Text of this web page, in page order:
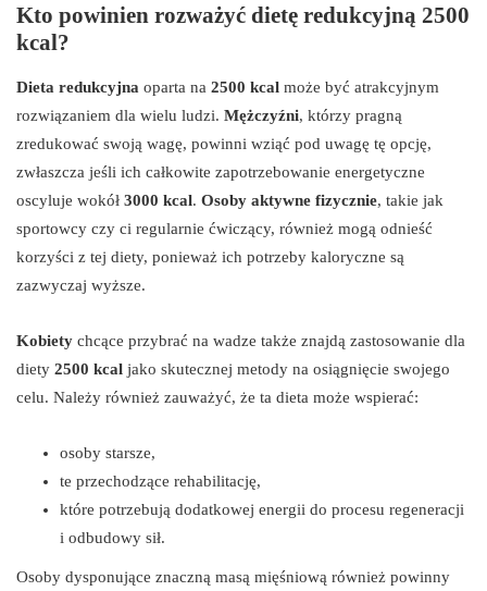
Kto powinien rozważyć dietę redukcyjną 2500
kcal?
Dieta redukcyjna oparta na 2500 kcal może być atrakcyjnym
rozwiązaniem dla wielu ludzi. Mężczyźni, którzy pragną
zredukować swoją wagę, powinni wziąć pod uwagę tę opcję,
zwłaszcza jeśli ich całkowite zapotrzebowanie energetyczne
oscyluje wokół 3000 kcal. Osoby aktywne fizycznie, takie jak
sportowcy czy ci regularnie ćwiczący, również mogą odnieść
korzyści z tej diety, ponieważ ich potrzeby kaloryczne są
zazwyczaj wyższe.
Kobiety chcące przybrać na wadze także znajdą zastosowanie dla
diety 2500 kcal jako skutecznej metody na osiągnięcie swojego
celu. Należy również zauważyć, że ta dieta może wspierać:
osoby starsze,
te przechodzące rehabilitację,
które potrzebują dodatkowej energii do procesu regeneracji
i odbudowy sił.
Osoby dysponujące znaczną masą mięśniową również powinny